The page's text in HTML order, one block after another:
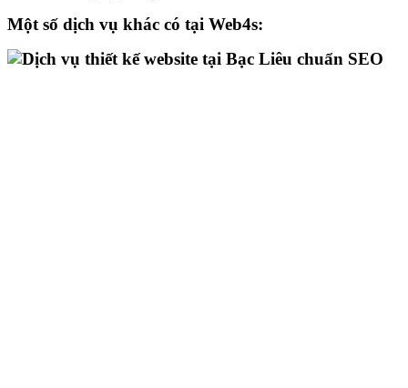
Một số dịch vụ khác có tại Web4s: